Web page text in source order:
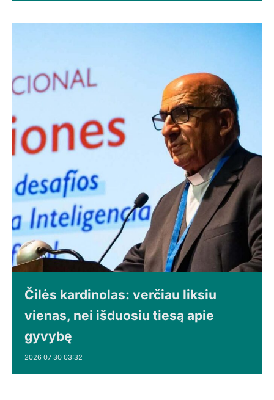
Čilės kardinolas: verčiau liksiu
vienas, nei išduosiu tiesą apie
gyvybę
2026 07 30 03:32